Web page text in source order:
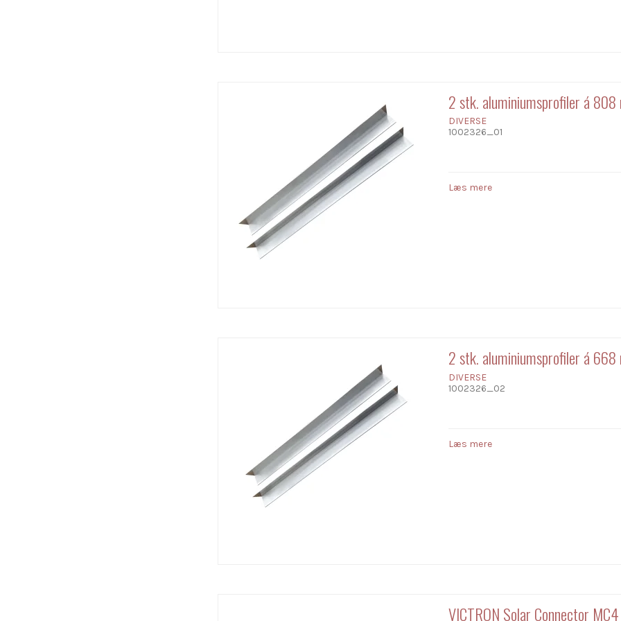
2 stk. aluminiumsprofiler á
DIVERSE
1002326_01
Læs mere
2 stk. aluminiumsprofiler á
DIVERSE
1002326_02
Læs mere
VICTRON Solar Connector